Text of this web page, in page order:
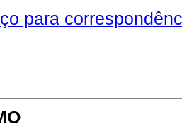
para